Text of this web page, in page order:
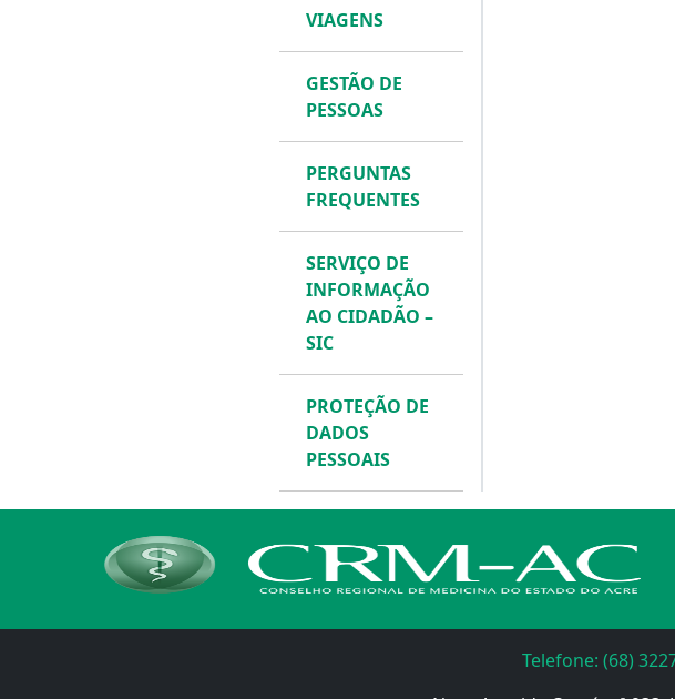
VIAGENS
GESTÃO DE
PESSOAS
PERGUNTAS
FREQUENTES
SERVIÇO DE
INFORMAÇÃO
AO CIDADÃO –
SIC
PROTEÇÃO DE
DADOS
PESSOAIS
Telefone: (68)